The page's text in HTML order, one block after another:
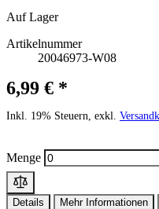
Auf Lager
Artikelnummer
20046973-W08
6,99 € *
Inkl. 19% Steuern, exkl.
Menge
Details Mehr Informationen